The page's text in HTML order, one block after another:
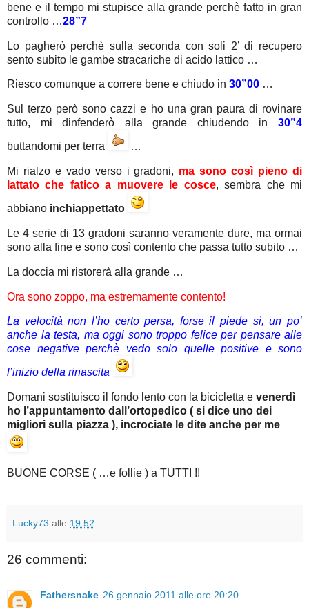
bene e il tempo mi stupisce alla grande perchè fatto in gran
controllo …28”7
Lo pagherò perchè sulla seconda con soli 2’ di recupero
sento subito le gambe stracariche di acido lattico …
Riesco comunque a correre bene e chiudo in 30”00 …
Sul terzo però sono cazzi e ho una gran paura di rovinare
tutto, mi dinfenderò alla grande chiudendo in 30”4
buttandomi per terra
…
Mi rialzo e vado verso i gradoni, ma sono così pieno di
lattato che fatico a muovere le cosce, sembra che mi
abbiano inchiappettato
Le 4 serie di 13 gradoni saranno veramente dure, ma ormai
sono alla fine e sono così contento che passa tutto subito …
La doccia mi ristorerà alla grande …
Ora sono zoppo, ma estremamente contento!
La velocità non l’ho certo persa, forse il piede si, un po’
anche la testa, ma oggi sono troppo felice per pensare alle
cose negative perchè vedo solo quelle positive e sono
l’inizio della rinascita
Domani sostituisco il fondo lento con la bicicletta e venerdì
ho l’appuntamento dall’ortopedico ( si dice uno dei
migliori sulla piazza ), incrociate le dite anche per me
BUONE CORSE ( …e follie ) a TUTTI !!
Lucky73 alle 19:52
26 commenti:
Fathersnake 26 gennaio 2011 alle ore 20:20